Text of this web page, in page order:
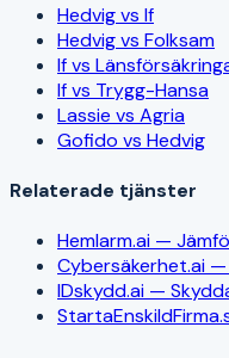
Hedvig vs If
Hedvig vs Folksam
If vs
If vs Trygg-Hansa
Lassie vs Agria
Gofido vs Hedvig
Relaterade tjänster
Hemlarm.ai —
Cybersäkerhet.ai
IDskydd.ai —